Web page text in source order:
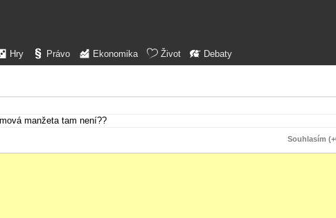
Hry Právo Ekonomika Život Debaty
manžeta tam není??
Souhlasím